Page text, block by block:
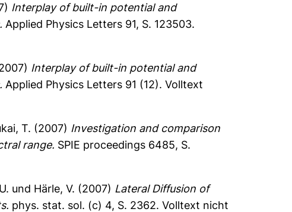
Interplay of built-in potential and
Applied Physics Letters 91, S. 123503.
Interplay of built-in potential and
Applied Physics Letters 91 (12).Volltext
T. (2007) Investigation and comparison
range. SPIE proceedings 6485, S.
und Härle, V. (2007) Lateral Diffusion of
phys. stat. sol. (c) 4, S. 2362.Volltext nicht